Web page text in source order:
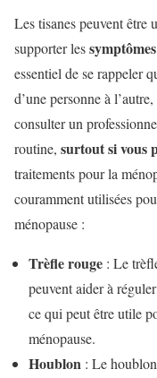
Les tisanes peuvent être
supporter les
essentiel de se rappeler
d’une personne à
consulter un
routine, surtout si vous
traitements pour la
couramment utilisées
ménopause :
Trèfle rouge : Le
peuvent aider à
ce qui peut être utile
ménopause.
Houblon : Le